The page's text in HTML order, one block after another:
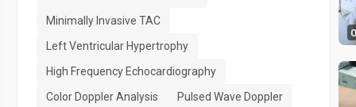
Minimally Invasive TAC
Left Ventricular Hypertrophy
High Frequency Echocardiography
Color Doppler Analysis
Pulsed Wave Doppler